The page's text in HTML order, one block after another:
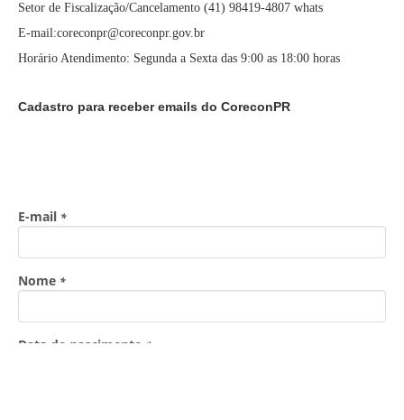
Setor de Fiscalização/Cancelamento (41) 98419-4807 whats
E-mail:coreconpr@coreconpr.gov.br
Horário Atendimento: Segunda a Sexta das 9:00 as 18:00 horas
Cadastro para receber emails do CoreconPR